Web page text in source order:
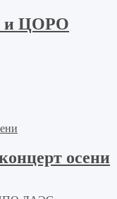
и ЦОРО
осени